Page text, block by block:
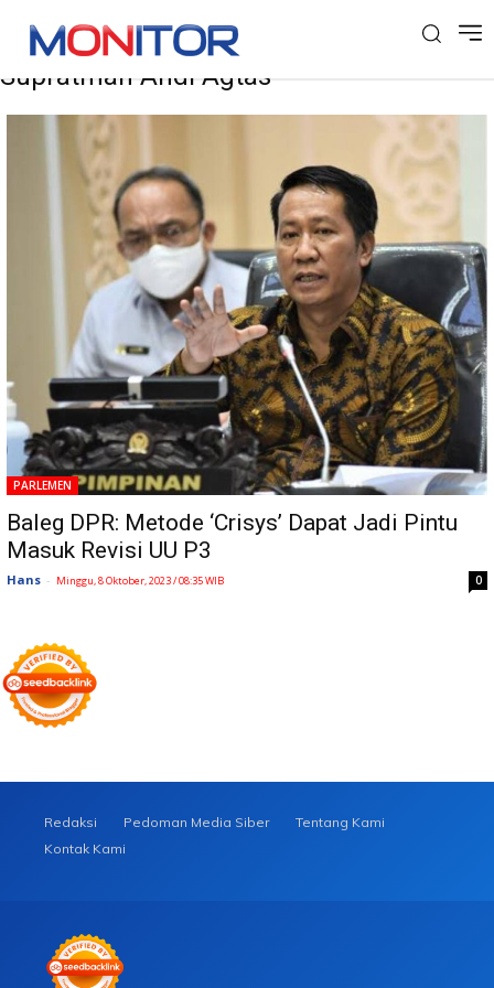
Tag: Ketua Badan Legislasi DPR RI
Supratman Andi Agtas
PARLEMEN
Baleg DPR: Metode ‘Crisys’ Dapat Jadi Pintu
Masuk Revisi UU P3
Hans - Minggu, 8 Oktober, 2023 / 08:35 WIB 0
Redaksi Pedoman Media Siber
Tentang Kami
Kontak Kami